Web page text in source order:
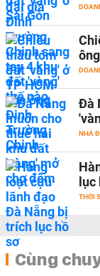
Đà
NHÀ
THỜI
Cùng